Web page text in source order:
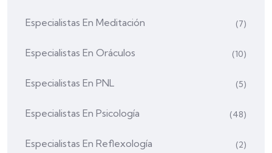
Especialistas En Meditación (7)
Especialistas En Oráculos (10)
Especialistas En PNL (5)
Especialistas En Psicología (48)
Especialistas En Reflexología (2)